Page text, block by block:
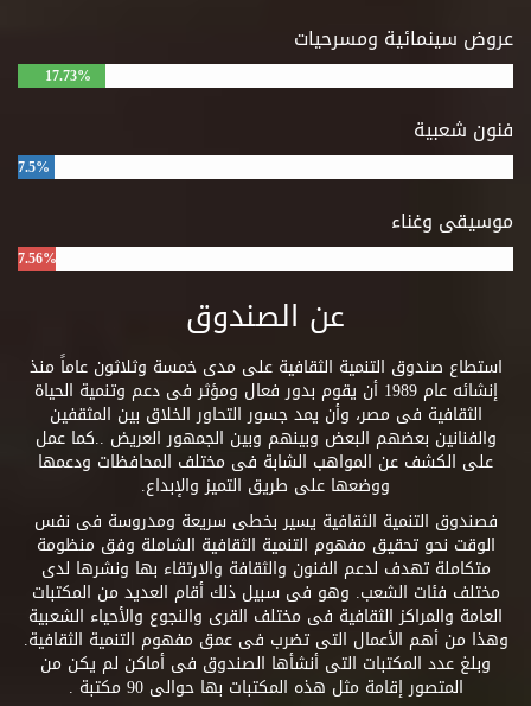
عروض سينمائية ومسرحيات
17.73%
فنون شعبية
7.5%
موسيقى وغناء
7.56%
عن الصندوق
استطاع صندوق التنمية الثقافية على مدى خمسة وثلاثون عاماً منذ
إنشائه عام 1989 أن يقوم بدور فعال ومؤثر فى دعم وتنمية الحياة
الثقافية فى مصر، وأن يمد جسور التحاور الخلاق بين المثقفين
والفنانين بعضهم البعض وبينهم وبين الجمهور العريض ..كما عمل
على الكشف عن المواهب الشابة فى مختلف المحافظات ودعمها
ووضعها على طريق التميز والإبداع.
فصندوق التنمية الثقافية يسير بخطى سريعة ومدروسة فى نفس
الوقت نحو تحقيق مفهوم التنمية الثقافية الشاملة وفق منظومة
متكاملة تهدف لدعم الفنون والثقافة والارتقاء بها ونشرها لدى
مختلف فئات الشعب. وهو فى سبيل ذلك أقام العديد من المكتبات
العامة والمراكز الثقافية فى مختلف القرى والنجوع والأحياء الشعبية
وهذا من أهم الأعمال التى تضرب فى عمق مفهوم التنمية الثقافية.
وبلغ عدد المكتبات التى أنشأها الصندوق فى أماكن لم يكن من
المتصور إقامة مثل هذه المكتبات بها حوالى 90 مكتبة .